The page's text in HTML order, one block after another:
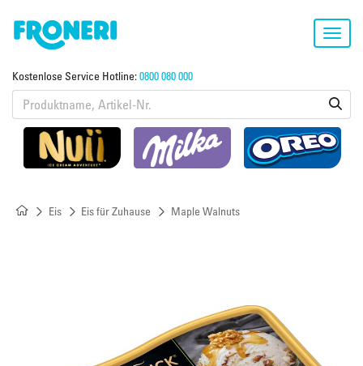
Kostenlose Service Hotline:0800 080 000
Eis Eis für Zuhause Maple Walnuts